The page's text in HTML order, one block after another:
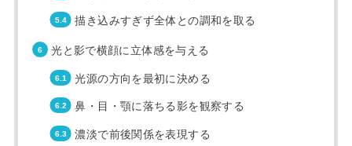
描き込みすぎず全体との調和を取る
光と影で横顔に立体感を与える
光源の方向を最初に決める
鼻・目・顎に落ちる影を観察する
濃淡で前後関係を表現する